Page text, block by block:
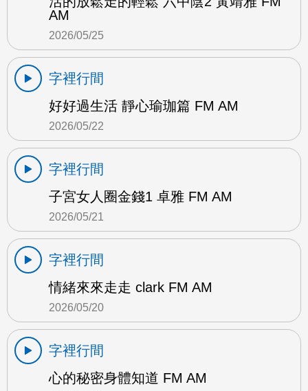
AM
2026/05/25
字裡行間
好好過生活 靜心瑜珈篇 FM AM
2026/05/22
字裡行間
子宮女人圈金錢1 卓雅 FM AM
2026/05/21
字裡行間
情緒來來走走 clark FM AM
2026/05/20
字裡行間
心的秘密身體知道 FM AM